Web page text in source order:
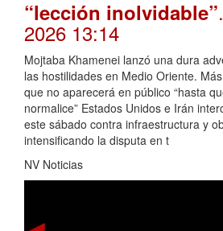
“lección inolvidable”
2026 13:14
Mojtaba Khamenei lanzó una dura
las hostilidades en Medio Oriente.
que no aparecerá en público “hasta
normalice” Estados Unidos e Irán
este sábado contra infraestructura y
intensificando la disputa en t
NV Noticias